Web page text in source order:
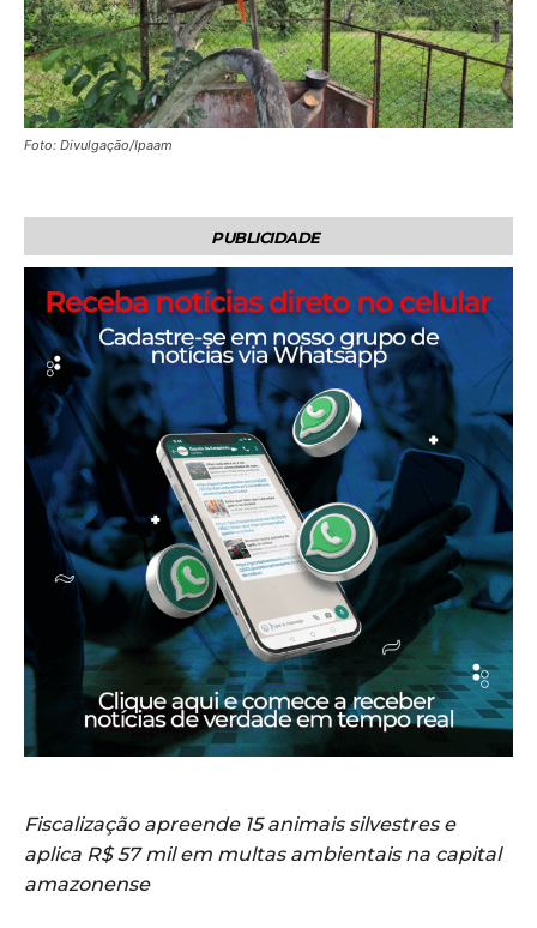
Foto: Divulgação/Ipaam
PUBLICIDADE
Fiscalização apreende 15 animais silvestres e
aplica R$ 57 mil em multas ambientais na capital
amazonense